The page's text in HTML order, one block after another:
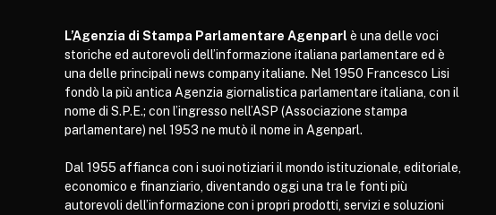
L’Agenzia di Stampa Parlamentare Agenparl è una delle voci
storiche ed autorevoli dell’informazione italiana parlamentare ed è
una delle principali news company italiane. Nel 1950 Francesco Lisi
fondò la più antica Agenzia giornalistica parlamentare italiana, con il
nome di S.P.E.; con l’ingresso nell’ASP (Associazione stampa
parlamentare) nel 1953 ne mutò il nome in Agenparl.
Dal 1955 affianca con i suoi notiziari il mondo istituzionale, editoriale,
economico e finanziario, diventando oggi una tra le fonti più
autorevoli dell’informazione con i propri prodotti, servizi e soluzioni